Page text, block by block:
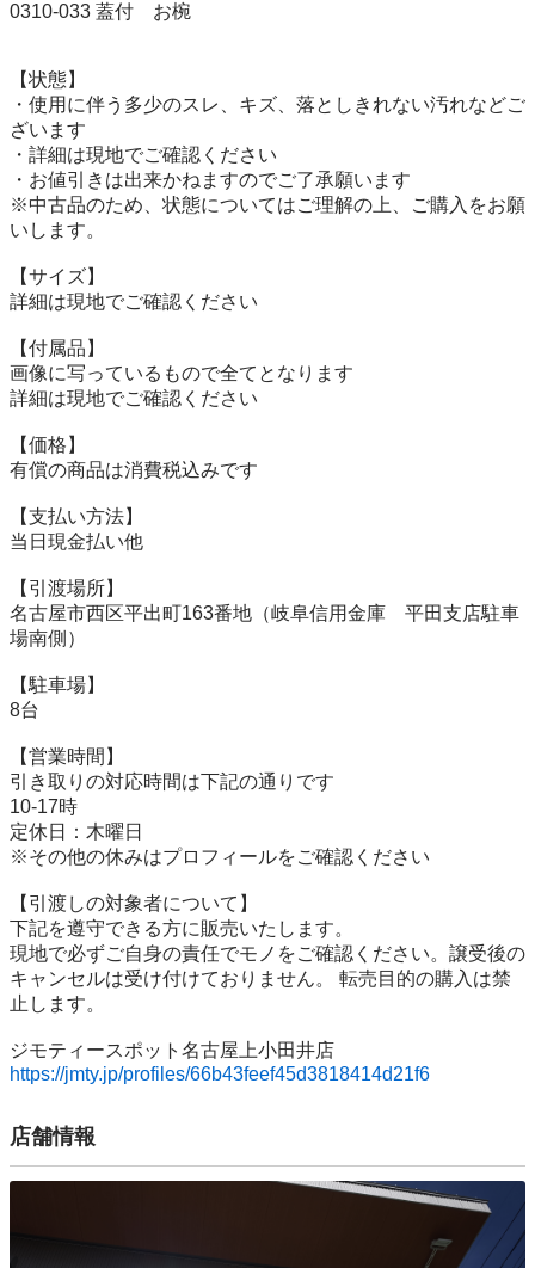
0310-033 蓋付　お椀
【状態】
・使用に伴う多少のスレ、キズ、落としきれない汚れなどご
ざいます
・詳細は現地でご確認ください
・お値引きは出来かねますのでご了承願います
※中古品のため、状態についてはご理解の上、ご購入をお願
いします。
【サイズ】
詳細は現地でご確認ください
【付属品】
画像に写っているもので全てとなります
詳細は現地でご確認ください
【価格】
有償の商品は消費税込みです
【⽀払い⽅法】
当⽇現⾦払い他
【引渡場所】
名古屋市西区平出町163番地（岐阜信用金庫　平田支店駐車
場南側）
【駐⾞場】
8台
【営業時間】
引き取りの対応時間は下記の通りです
10-17時
定休日：木曜日
※その他の休みはプロフィールをご確認ください
【引渡しの対象者について】
下記を遵守できる⽅に販売いたします。
現地で必ずご⾃⾝の責任でモノをご確認ください。譲受後の
キャンセルは受け付けておりません。 転売⽬的の購⼊は禁
⽌します。
https://jmty.jp/profiles/66b43feef45d3818414d21f6
店舗情報